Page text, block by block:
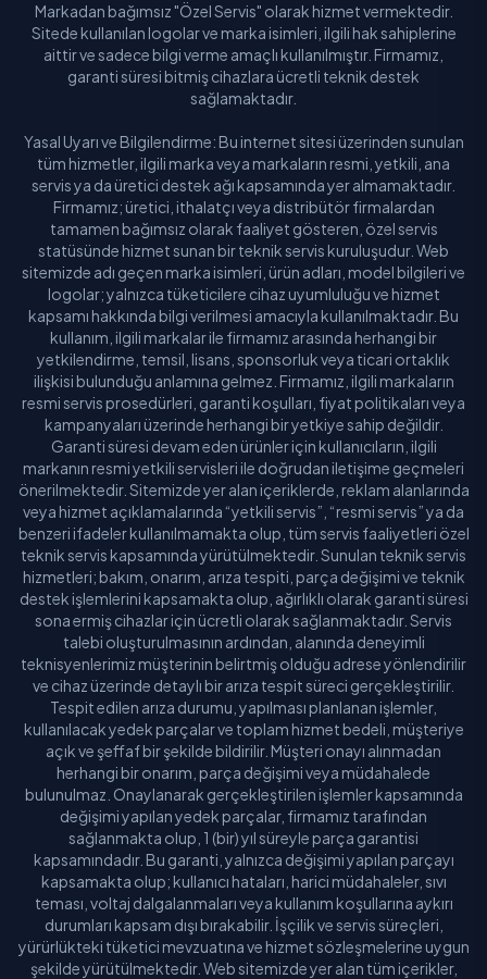
Markadan bağımsız "Özel Servis" olarak hizmet vermektedir.
Sitede kullanılan logolar ve marka isimleri, ilgili hak sahiplerine
aittir ve sadece bilgi verme amaçlı kullanılmıştır. Firmamız,
garanti süresi bitmiş cihazlara ücretli teknik destek
sağlamaktadır.
Yasal Uyarı ve Bilgilendirme: Bu internet sitesi üzerinden sunulan
tüm hizmetler, ilgili marka veya markaların resmi, yetkili, ana
servis ya da üretici destek ağı kapsamında yer almamaktadır.
Firmamız; üretici, ithalatçı veya distribütör firmalardan
tamamen bağımsız olarak faaliyet gösteren, özel servis
statüsünde hizmet sunan bir teknik servis kuruluşudur. Web
sitemizde adı geçen marka isimleri, ürün adları, model bilgileri ve
logolar; yalnızca tüketicilere cihaz uyumluluğu ve hizmet
kapsamı hakkında bilgi verilmesi amacıyla kullanılmaktadır. Bu
kullanım, ilgili markalar ile firmamız arasında herhangi bir
yetkilendirme, temsil, lisans, sponsorluk veya ticari ortaklık
ilişkisi bulunduğu anlamına gelmez. Firmamız, ilgili markaların
resmi servis prosedürleri, garanti koşulları, fiyat politikaları veya
kampanyaları üzerinde herhangi bir yetkiye sahip değildir.
Garanti süresi devam eden ürünler için kullanıcıların, ilgili
markanın resmi yetkili servisleri ile doğrudan iletişime geçmeleri
önerilmektedir. Sitemizde yer alan içeriklerde, reklam alanlarında
veya hizmet açıklamalarında “yetkili servis”, “resmi servis” ya da
benzeri ifadeler kullanılmamakta olup, tüm servis faaliyetleri özel
teknik servis kapsamında yürütülmektedir. Sunulan teknik servis
hizmetleri; bakım, onarım, arıza tespiti, parça değişimi ve teknik
destek işlemlerini kapsamakta olup, ağırlıklı olarak garanti süresi
sona ermiş cihazlar için ücretli olarak sağlanmaktadır. Servis
talebi oluşturulmasının ardından, alanında deneyimli
teknisyenlerimiz müşterinin belirtmiş olduğu adrese yönlendirilir
ve cihaz üzerinde detaylı bir arıza tespit süreci gerçekleştirilir.
Tespit edilen arıza durumu, yapılması planlanan işlemler,
kullanılacak yedek parçalar ve toplam hizmet bedeli, müşteriye
açık ve şeffaf bir şekilde bildirilir. Müşteri onayı alınmadan
herhangi bir onarım, parça değişimi veya müdahalede
bulunulmaz. Onaylanarak gerçekleştirilen işlemler kapsamında
değişimi yapılan yedek parçalar, firmamız tarafından
sağlanmakta olup, 1 (bir) yıl süreyle parça garantisi
kapsamındadır. Bu garanti, yalnızca değişimi yapılan parçayı
kapsamakta olup; kullanıcı hataları, harici müdahaleler, sıvı
teması, voltaj dalgalanmaları veya kullanım koşullarına aykırı
durumları kapsam dışı bırakabilir. İşçilik ve servis süreçleri,
yürürlükteki tüketici mevzuatına ve hizmet sözleşmelerine uygun
şekilde yürütülmektedir. Web sitemizde yer alan tüm içerikler,